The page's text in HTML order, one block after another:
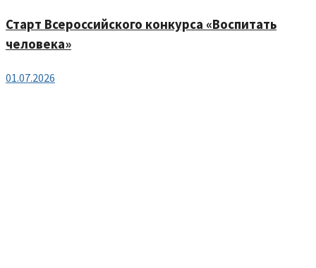
Старт Всероссийского конкурса «Воспитать
человека»
01.07.2026